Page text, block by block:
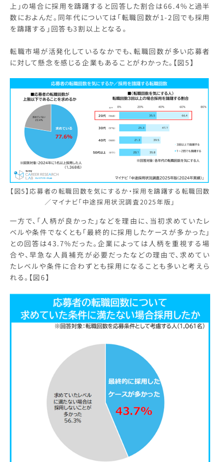
上」の場合に採用を躊躇すると回答した割合は66.4％と過半
数におよんだ。同年代については「転職回数が1-2回でも採用
を躊躇する」回答も3割以上となる。
転職市場が活発化しているなかでも、転職回数が多い応募者
に対して懸念を感じる企業もあることがわかった。【図5】
【図5】応募者の転職回数を気にするか・採用を躊躇する転職回数
／マイナビ「中途採用状況調査2025年版」
一方で、「人柄が良かった」などを理由に、当初求めていたレ
ベルや条件でなくとも「最終的に採用したケースが多かった」
との回答は43.7%だった。企業によっては人柄を重視する場
合や、早急な人員補充が必要だったなどの理由で、求めてい
たレベルや条件に合わずとも採用になることも多いと考えら
れる。【図6】